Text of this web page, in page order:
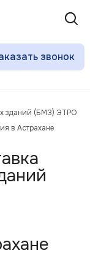
звонок
зданий (БМЗ) ЭТРО
в Астрахане